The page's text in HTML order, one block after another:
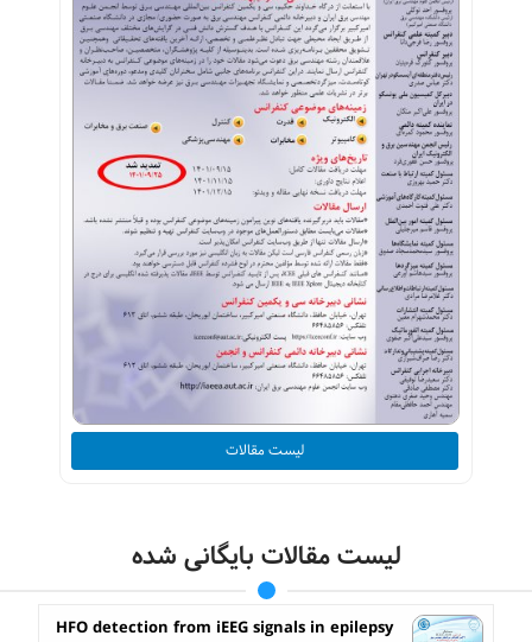
لیست مقالات
لیست مقالات بایگانی شده
HFO detection from iEEG signals in epilepsy